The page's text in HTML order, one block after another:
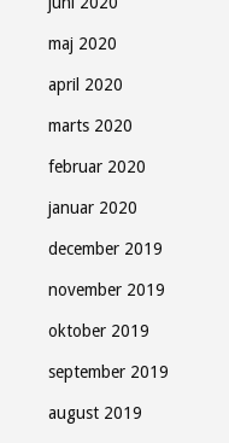
maj 2020
april 2020
marts 2020
februar 2020
januar 2020
december 2019
november 2019
oktober 2019
september 2019
august 2019